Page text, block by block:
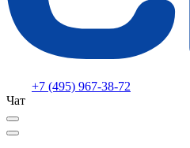
+7 (495) 967-38-72
Чат